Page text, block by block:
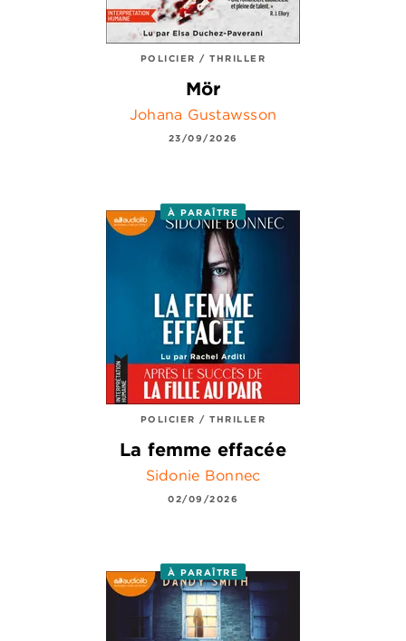
POLICIER / THRILLER
Mör
Johana Gustawsson
23/09/2026
À PARAÎTRE
POLICIER / THRILLER
La femme effacée
Sidonie Bonnec
02/09/2026
À PARAÎTRE